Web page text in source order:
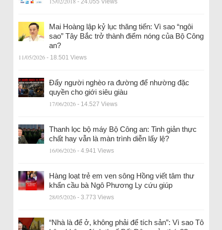
- 24.055 Views
Mai Hoàng lập kỷ lục thăng tiến: Vì sao “ngôi
sao” Tây Bắc trở thành điểm nóng của Bộ Công
an?
11/05/2026 - 18.501 Views
Đẩy người nghèo ra đường để nhường đặc
quyền cho giới siêu giàu
17/06/2026 - 14.527 Views
Thanh lọc bộ máy Bộ Công an: Tinh giản thực
chất hay vẫn là màn trình diễn lấy lệ?
16/06/2026 - 4.941 Views
Hàng loạt trẻ em ven sông Hồng viết tâm thư
khẩn cầu bà Ngô Phương Ly cứu giúp
28/05/2026 - 3.773 Views
“Nhà là để ở, không phải để tích sản”: Vì sao Tô